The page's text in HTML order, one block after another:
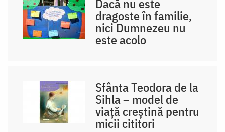
Dacă nu este
dragoste în familie,
nici Dumnezeu nu
este acolo
Sfânta Teodora de la
Sihla – model de
viaţă creştină pentru
micii cititori